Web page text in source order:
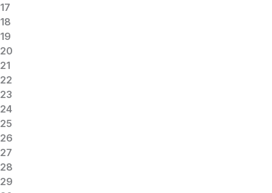
17
18
19
20
21
22
23
24
25
26
27
28
29